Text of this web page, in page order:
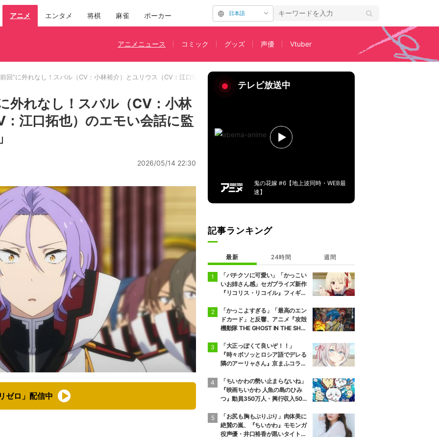
アニメ エンタメ 将棋 麻雀 ポーカー 日本語
アニメニュース コミック グッズ 声優 Vtuber
回”に外れなし！スバル（CV：小林裕介）とユリウス（CV：江口拓也）のエモい会話に監督も「熱演でしたね…」
外れなし！スバル（CV：小林
江口拓也）のエモい会話に監
2026/05/14 22:30
ゼロ」配信中
テレビ放送中
鬼の花嫁 #6【地上波同時・WEB最
速】
記事ランキング
最新 24時間 週間
「バチクソに可愛い」「かっこい
いお姉さん感」セガプライズ新作
『リコリス・リコイル』フィギュ
「かっこよすぎる」「最高のエン
ドカード」と反響、アニメ『攻殻
機動隊 THE GHOST IN THE SHEL
「大正っぽくて良いぞ！！」
『時々ボソッとロシア語でデレる
隣のアーリャさん』京まふコラボ
「ちいかわの勢い止まらないね」
『映画ちいかわ 人魚の島のひみ
つ』動員350万人・興行収入50億
「お尻も胸もぷりぷり」肉体美に
絶賛の嵐、『ちいかわ』モモンガ
役声優・井口裕香が黒いタイトウ